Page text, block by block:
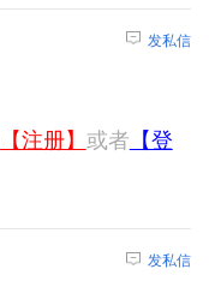
发私信
【注册】 或者 【登
发私信